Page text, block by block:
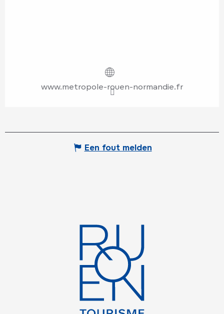
www.metropole-rouen-normandie.fr
Een fout melden